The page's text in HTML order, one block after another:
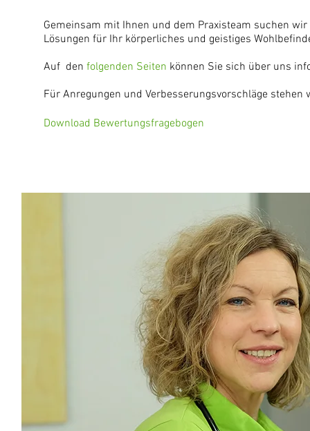
Gemeinsam mit Ihnen und dem Praxisteam suchen wir
Lösungen für Ihr körperliches und geistiges
Auf den folgenden Seiten können Sie sich über uns
Für Anregungen und Verbesserungsvorschläge stehen
Download Bewertungsfragebogen